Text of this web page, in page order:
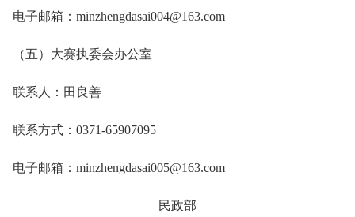
电子邮箱：minzhengdasai004@163.com
（五）大赛执委会办公室
联系人：田良善
联系方式：0371-65907095
电子邮箱：minzhengdasai005@163.com
民政部